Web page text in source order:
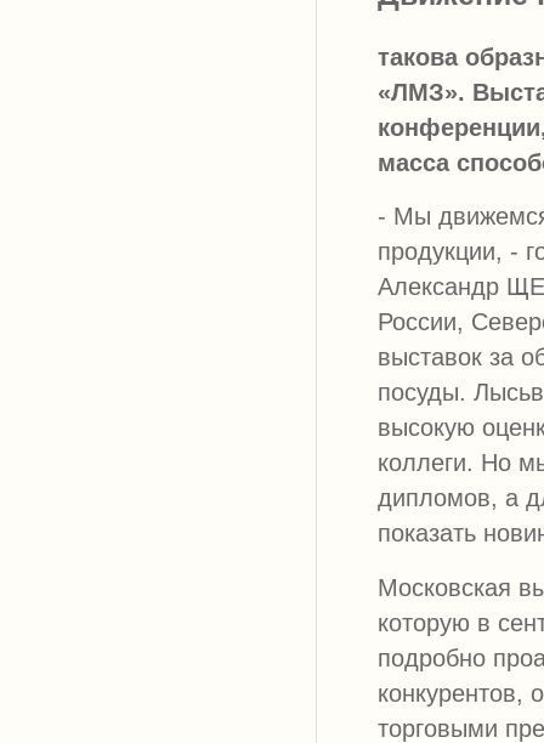
такова
«ЛМЗ».
масса
- Мы движемся
продукции, -
Александр
России,
выставок за
посуды.
высокую
коллеги. Но
дипломов, а
показать
Московская
которую в
подробно
конкурентов,
торговыми